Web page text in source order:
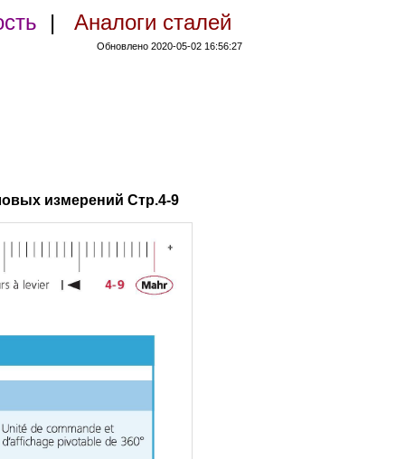
| Аналоги сталей
Обновлено 2020-05-02 16:56:27
измерений Стр.4-9